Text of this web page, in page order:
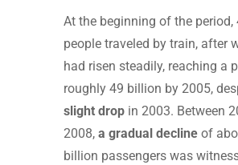
At the beginning of the period,
people traveled by train, after
had risen steadily, reaching a
roughly 49 billion by 2005,
slight drop in 2003. Between
2008, a gradual decline of
billion passengers was